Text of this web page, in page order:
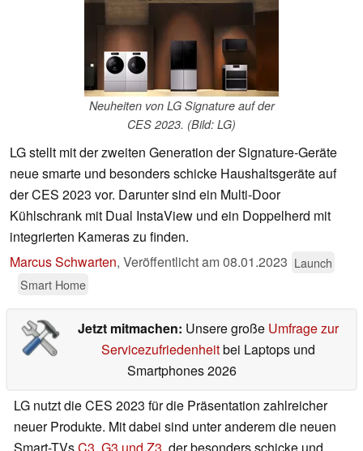
Neuheiten von LG Signature auf der
CES 2023. (Bild: LG)
LG stellt mit der zweiten Generation der Signature-Geräte
neue smarte und besonders schicke Haushaltsgeräte auf
der CES 2023 vor. Darunter sind ein Multi-Door
Kühlschrank mit Dual InstaView und ein Doppelherd mit
integrierten Kameras zu finden.
Marcus Schwarten, Veröffentlicht am08.01.2023 Launch
Smart Home
Jetzt mitmachen: Unsere große Umfrage zur
Servicezufriedenheitbei Laptops und
Smartphones 2026
LG nutzt die CES 2023 für die Präsentation zahlreicher
neuer Produkte. Mit dabei sind unter anderem die neuen